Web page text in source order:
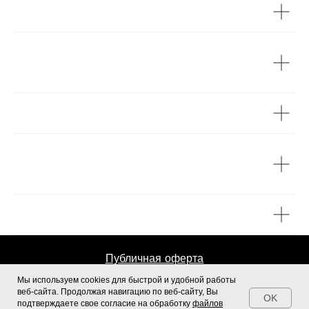
Мы используем cookies для быстрой и удобной работы
веб-сайта. Продолжая навигацию по веб-сайту, Вы
подтверждаете свое согласие на обработку файлов
OK
Политика конфиденциальности
Разработка сайта
Публичная оферта